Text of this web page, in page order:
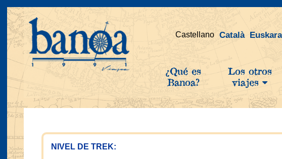
Castellano Català Euskara
¿Qué es
Banoa?
Los otros
viajes
NIVEL DE TREK: